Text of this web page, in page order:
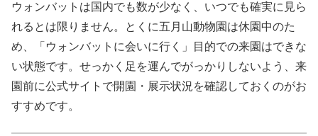
ウォンバットは国内でも数が少なく、いつでも確実に見ら
れるとは限りません。とくに五月山動物園は休園中のた
め、「ウォンバットに会いに行く」目的での来園はできな
い状態です。せっかく足を運んでがっかりしないよう、来
園前に公式サイトで開園・展示状況を確認しておくのがお
すすめです。